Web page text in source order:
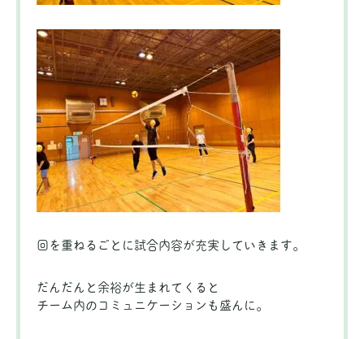
回を重ねるごとに試合内容が充実していきます。
だんだんと余裕が生まれてくると
チーム内のコミュニケーションも盛んに。